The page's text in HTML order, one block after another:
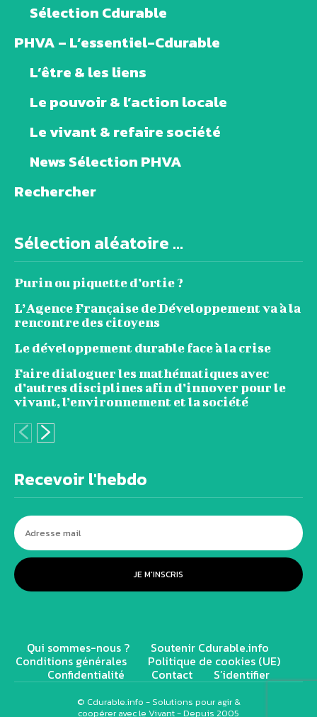
Sélection Cdurable
PHVA – L’essentiel-Cdurable
L’être & les liens
Le pouvoir & l’action locale
Le vivant & refaire société
News Sélection PHVA
Rechercher
Sélection aléatoire ...
Purin ou piquette d’ortie ?
L’Agence Française de Développement va à la
rencontre des citoyens
Le développement durable face à la crise
Faire dialoguer les mathématiques avec
d’autres disciplines afin d’innover pour le
vivant, l’environnement et la société
Recevoir l'hebdo
JE M'INSCRIS
Qui sommes-nous ? Soutenir Cdurable.info
Conditions générales Politique de cookies (UE)
Confidentialité Contact S’identifier
© Cdurable.info - Solutions pour agir &
coopérer avec le Vivant - Depuis 2005